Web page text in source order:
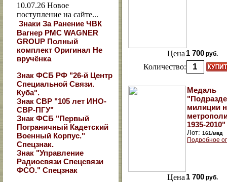
10.07.26 Новое
поступление на сайте...
Знаки За Ранение ЧВК
Вагнер РМС WAGNER
GROUP Полный
комплект Оригинал Не
вручёнка
Знак ФСБ РФ "26-й Центр
Специальной Связи.
Куба".
Знак СВР "105 лет ИНО-
СВР-ПГУ"
Знак ФСБ "Первый
Пограничный Кадетский
Военный Корпус."
Спецзнак.
Знак "Управление
Радиосвязи Спецсвязи
ФСО." Спецзнак
Цена 1 700 руб.
Количество:
Медаль
милиции
1935-2010"
Лот: 161/мвд
Подробное
Цена 1 700 руб.